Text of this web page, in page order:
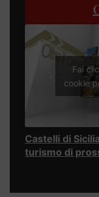
Fai
cookie
Castelli di
turismo di